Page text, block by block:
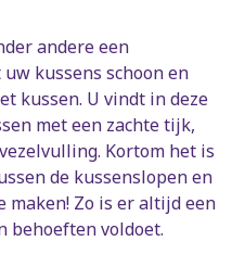
andere een
kussens schoon en
kussen. U vindt in deze
met een zachte tijk,
Kortom het is
de kussenslopen en
maken! Zo is er altijd een
behoeften voldoet.